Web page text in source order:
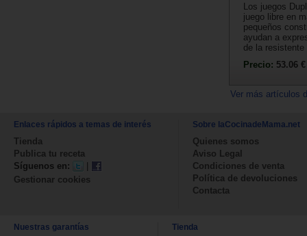
Los juegos
juego libre en
pequeños
ayudan a
de la
Precio: 53.06 €
Ver más artículos
Enlaces rápidos a temas de interés
Tienda
Publica tu receta
Síguenos en:
|
Gestionar cookies
Sobre laCocinadeMama.net
Quienes somos
Aviso Legal
Condiciones de venta
Política de devoluciones
Contacta
Nuestras garantías Tienda